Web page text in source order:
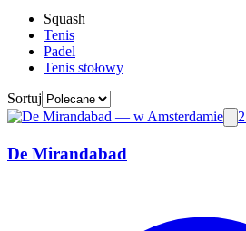
Squash
Tenis
Padel
Tenis stołowy
Sortuj
De Mirandabad